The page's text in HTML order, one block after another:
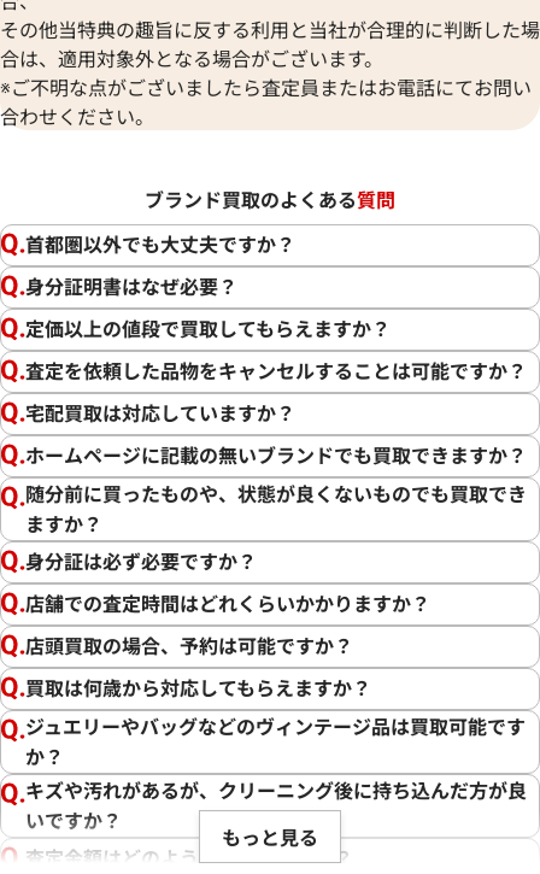
その他当特典の趣旨に反する利用と当社が合理的に判断した場
合は、適用対象外となる場合がございます。
※ご不明な点がございましたら査定員またはお電話にてお問い
合わせください。
ブランド買取のよくある質問
首都圏以外でも大丈夫ですか？
身分証明書はなぜ必要？
定価以上の値段で買取してもらえますか？
査定を依頼した品物をキャンセルすることは可能ですか？
宅配買取は対応していますか？
ホームページに記載の無いブランドでも買取できますか？
随分前に買ったものや、状態が良くないものでも買取でき
ますか？
身分証は必ず必要ですか？
店舗での査定時間はどれくらいかかりますか？
店頭買取の場合、予約は可能ですか？
買取は何歳から対応してもらえますか？
ジュエリーやバッグなどのヴィンテージ品は買取可能です
か？
キズや汚れがあるが、クリーニング後に持ち込んだ方が良
いですか？
査定金額はどのように決まりますか？
もっと見る